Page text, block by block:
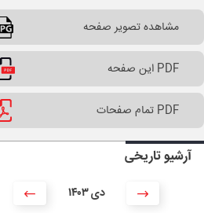
مشاهده تصویر صفحه
PDF این صفحه
PDF تمام صفحات
آرشیو تاریخی
۱۴۰۳ دی